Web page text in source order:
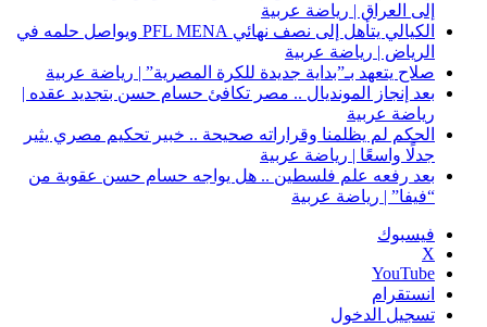
إلى العراق | رياضة عربية
الكيالي يتأهل إلى نصف نهائي PFL MENA ويواصل حلمه في
الرياض | رياضة عربية
صلاح يتعهد بـ”بداية جديدة للكرة المصرية” | رياضة عربية
بعد إنجاز المونديال .. مصر تكافئ حسام حسن بتجديد عقده |
رياضة عربية
الحكم لم يظلمنا وقراراته صحيحة .. خبير تحكيم مصري يثير
جدلًا واسعًا | رياضة عربية
بعد رفعه علم فلسطين .. هل يواجه حسام حسن عقوبة من
“فيفا” | رياضة عربية
فيسبوك
‫X
‫YouTube
انستقرام
تسجيل الدخول